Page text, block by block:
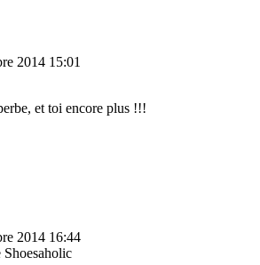
2014 15:01
et toi encore plus !!!
2014 16:44
Shoesaholic